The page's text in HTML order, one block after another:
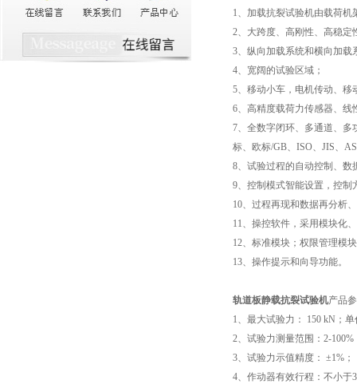
1、加载抗裂试验机由载荷
2、大跨度、高刚性、高稳定
3、纵向加载系统和横向加载
4、宽阔的试验区域；
5、移动小车，电机传动、移
6、高精度载荷力传感器、线
7、全数字闭环、多通道、
标、欧标/GB、ISO、JIS、
8、试验过程的自动控制、数
9、控制模式智能设置，控制
10、过程再现和数据再分析
11、操控软件，采用模块化
12、标准模块；权限管理模
13、操作提示和向导功能。
轨道板静载抗裂试验机产品
1、最大试验力： 150 kN；
2、试验力测量范围：2-100%
3、试验力示值精度： ±1%；
4、作动器有效行程：不小于